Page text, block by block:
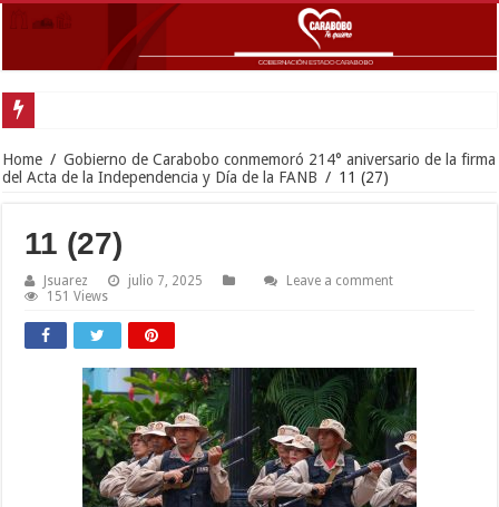
Home / Gobierno de Carabobo conmemoró 214° aniversario de la firma
del Acta de la Independencia y Día de la FANB / 11 (27)
11 (27)
Jsuarez julio 7, 2025
Leave a comment
151 Views